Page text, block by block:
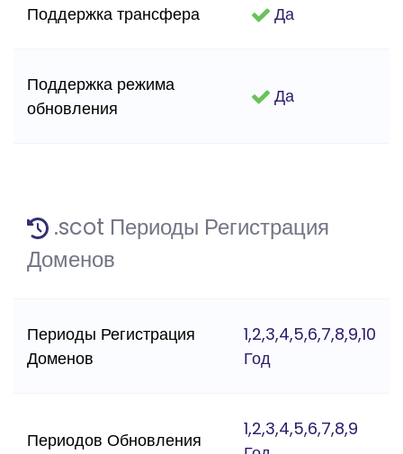
Поддержка трансфера Да
Поддержка режима
обновления
Да
.scot Периоды Регистрация
Доменов
Периоды Регистрация
Доменов
1,2,3,4,5,6,7,8,9,10
Год
Периодов Обновления
1,2,3,4,5,6,7,8,9